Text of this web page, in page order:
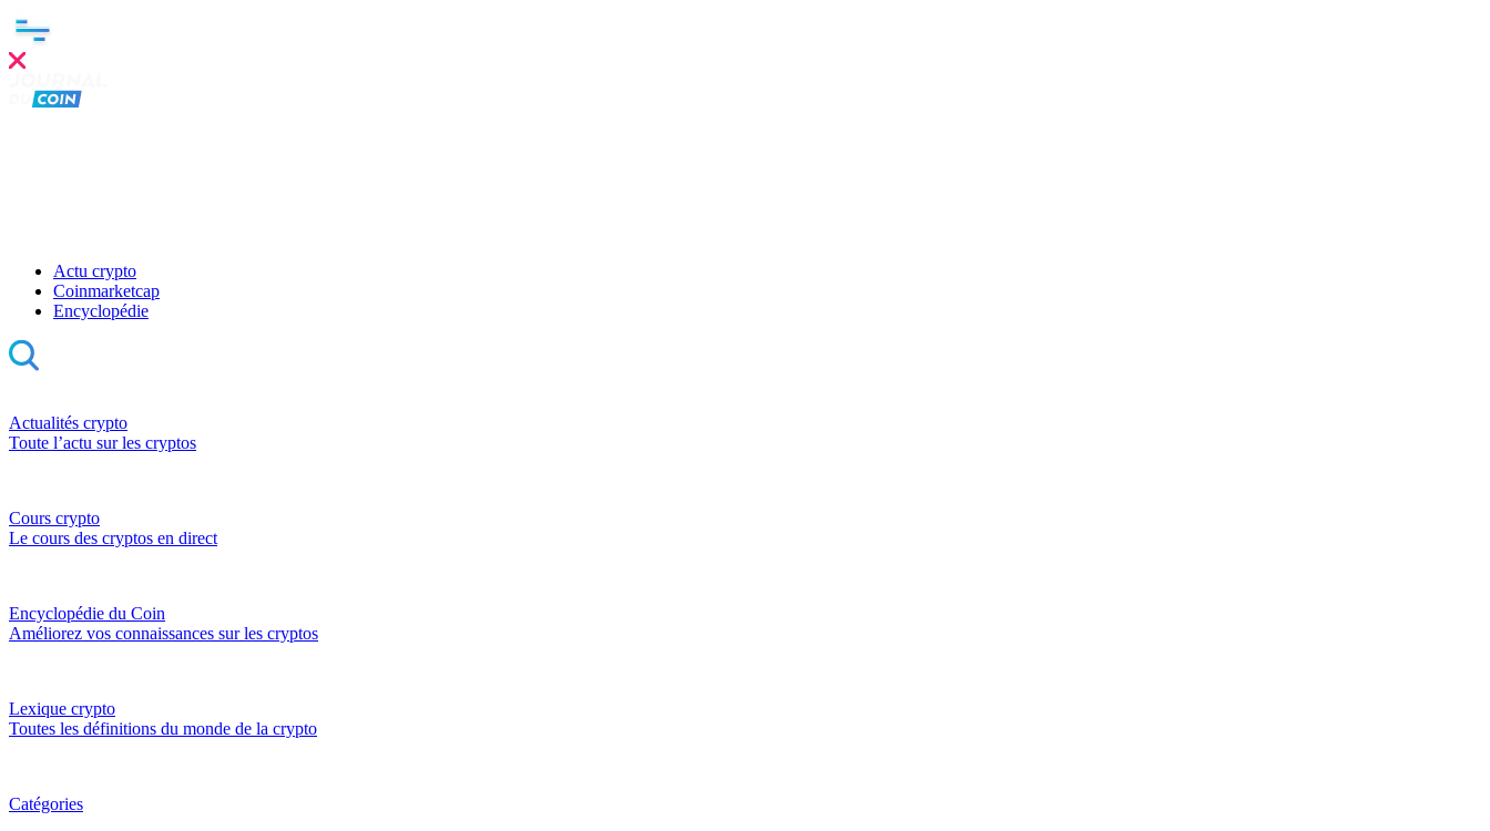
Actu crypto
Coinmarketcap
Encyclopédie
Actualités crypto
Toute l’actu sur les cryptos
Cours crypto
Le cours des cryptos en direct
Encyclopédie du Coin
Améliorez vos connaissances sur les cryptos
Lexique crypto
Toutes les définitions du monde de la crypto
Catégories